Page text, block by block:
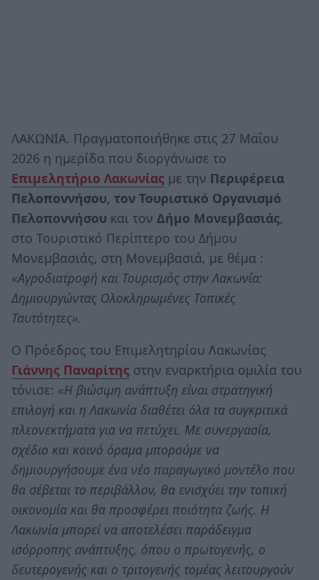
ΛΑΚΩΝΙΑ. Πραγματοποιήθηκε στις 27 Μαΐου
2026 η ημερίδα που διοργάνωσε το
Επιμελητήριο Λακωνίας με την Περιφέρεια
Πελοποννήσου, τον Τουριστικό Οργανισμό
Πελοποννήσου και τον Δήμο Μονεμβασιάς,
στο Τουριστικό Περίπτερο του Δήμου
Μονεμβασιάς, στη Μονεμβασιά, με θέμα :
«Αγροδιατροφή και Τουρισμός στην Λακωνία:
Δημιουργώντας Ολοκληρωμένες Τοπικές
Ταυτότητες».
Ο Πρόεδρος του Επιμελητηρίου Λακωνίας
Γιάννης Παναρίτης στην εναρκτήρια ομιλία του
τόνισε: «Η βιώσιμη ανάπτυξη είναι στρατηγική
επιλογή και η Λακωνία διαθέτει όλα τα συγκριτικά
πλεονεκτήματα για να πετύχει. Με συνεργασία,
σχέδιο και κοινό όραμα μπορούμε να
δημιουργήσουμε ένα νέο παραγωγικό μοντέλο που
θα σέβεται το περιβάλλον, θα ενισχύει την τοπική
οικονομία και θα προσφέρει ποιότητα ζωής. Η
Λακωνία μπορεί να αποτελέσει παράδειγμα
ισόρροπης ανάπτυξης, όπου ο πρωτογενής, ο
δευτερογενής και ο τριτογενής τομέας λειτουργούν